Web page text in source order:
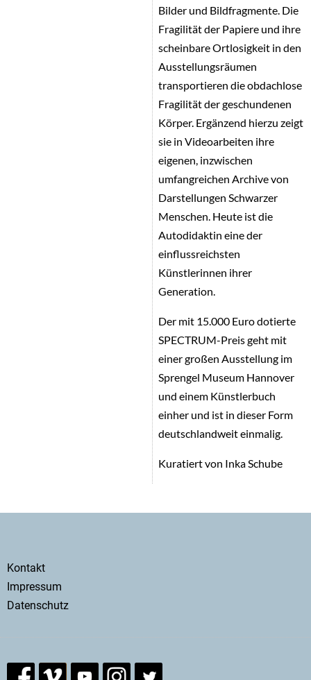
Bilder und Bildfragmente. Die
Fragilität der Papiere und ihre
scheinbare Ortlosigkeit in den
Ausstellungsräumen
transportieren die obdachlose
Fragilität der geschundenen
Körper. Ergänzend hierzu zeigt
sie in Videoarbeiten ihre
eigenen, inzwischen
umfangreichen Archive von
Darstellungen Schwarzer
Menschen. Heute ist die
Autodidaktin eine der
einflussreichsten
Künstlerinnen ihrer
Generation.
Der mit 15.000 Euro dotierte
SPECTRUM-Preis geht mit
einer großen Ausstellung im
Sprengel Museum Hannover
und einem Künstlerbuch
einher und ist in dieser Form
deutschlandweit einmalig.
Kuratiert von Inka Schube
Secondary
menu
Kontakt
Impressum
Datenschutz